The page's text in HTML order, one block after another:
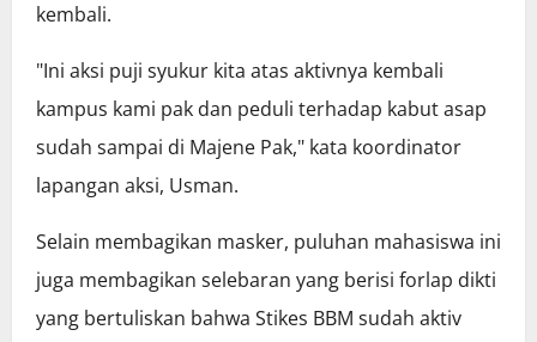
kembali.
"Ini aksi puji syukur kita atas aktivnya kembali
kampus kami pak dan peduli terhadap kabut asap
sudah sampai di Majene Pak," kata koordinator
lapangan aksi, Usman.
Selain membagikan masker, puluhan mahasiswa ini
juga membagikan selebaran yang berisi forlap dikti
yang bertuliskan bahwa Stikes BBM sudah aktiv